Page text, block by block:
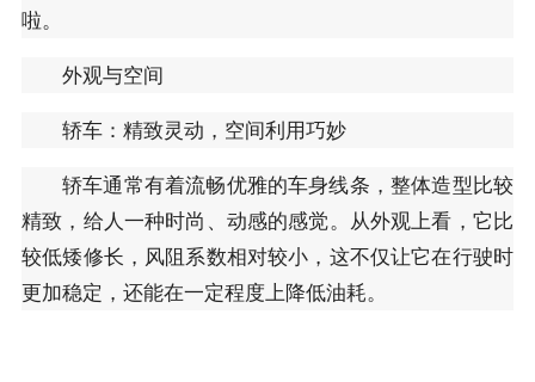
啦。
外观与空间
轿车：精致灵动，空间利用巧妙
轿车通常有着流畅优雅的车身线条，整体造型比较
精致，给人一种时尚、动感的感觉。从外观上看，它比
较低矮修长，风阻系数相对较小，这不仅让它在行驶时
更加稳定，还能在一定程度上降低油耗。